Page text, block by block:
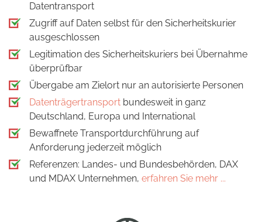
Datentransport
Zugriff auf Daten selbst für den Sicherheitskurier
ausgeschlossen
Legitimation des Sicherheitskuriers bei Übernahme
überprüfbar
Übergabe am Zielort nur an autorisierte Personen
Datenträgertransport bundesweit in ganz
Deutschland, Europa und International
Bewaffnete Transportdurchführung auf
Anforderung jederzeit möglich
Referenzen: Landes- und Bundesbehörden, DAX
und MDAX Unternehmen,erfahren Sie mehr ...